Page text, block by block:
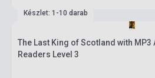
Készlet: 1-10 darab
The Last King of Scotland with MP3
Readers Level 3